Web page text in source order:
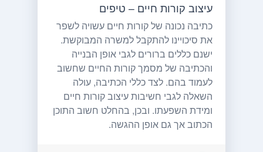
עיצוב קורות חיים – טיפים
כתיבה נכונה של קורות חיים עשויה לשפר
את סיכויינו להתקבל למשרה המבוקשת.
ישנם כללים ברורים לגבי אופן הבנייה
והכתיבה של מסמך קורות החיים שחשוב
לעמוד בהם. לצד כללי הכתיבה, עולה
השאלה לגבי חשיבות עיצוב קורות חיים
ומידת השפעתו. ובכן, בהחלט חשוב התוכן
הכתוב אך גם אופן ההגשה.